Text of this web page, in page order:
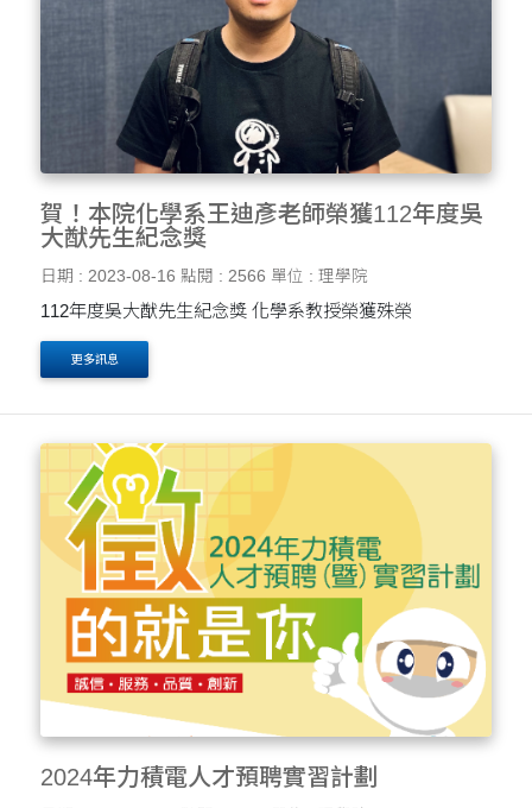
賀！本院化學系王迪彥老師榮獲112年度吳
大猷先生紀念獎
日期 : 2023-08-16 點閱 : 2566 單位 : 理學院
112年度吳大猷先生紀念獎 化學系教授榮獲殊榮
更多訊息
2024年力積電人才預聘實習計劃